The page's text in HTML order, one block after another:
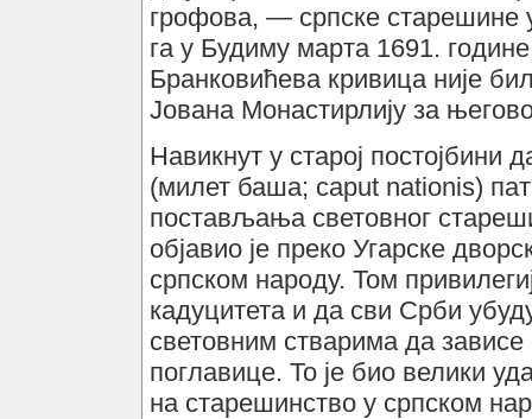
грофова, — српске старешине
га у Будиму марта 1691.
Бранковићева кривица није
Јована Монастирлију за
Навикнут у старој
(милет баша; caput nationis)
постављања световног
објавио је преко Угарске
српском народу. Том
кадуцитета и да сви Срби
световним стварима да
поглавице. То је био велики
на старешинство у српском